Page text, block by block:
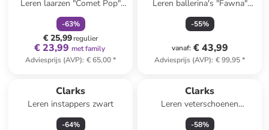
Leren laarzen "Comet Pop"
bruin
-63%
€ 25,99regulier
€ 23,99 met family
Adviesprijs (AVP): € 65,00*
Leren ballerina's "Fawna"
zilverkleurig
-55%
vanaf: € 43,99
Adviesprijs (AVP): € 99,95*
Clarks
Leren instappers zwart
-64%
Clarks
Leren veterschoenen
"Batcombe Tie" lichtbruin
-58%